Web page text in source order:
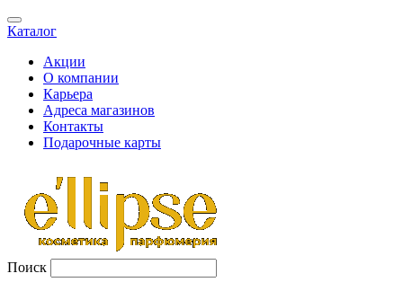
Каталог
Акции
О компании
Карьера
Адреса магазинов
Контакты
Подарочные карты
Поиск